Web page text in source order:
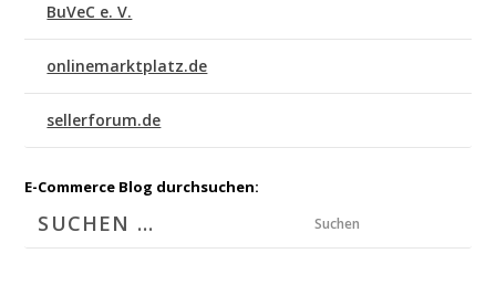
BuVeC e. V.
onlinemarktplatz.de
sellerforum.de
E-Commerce Blog durchsuchen:
Suchen